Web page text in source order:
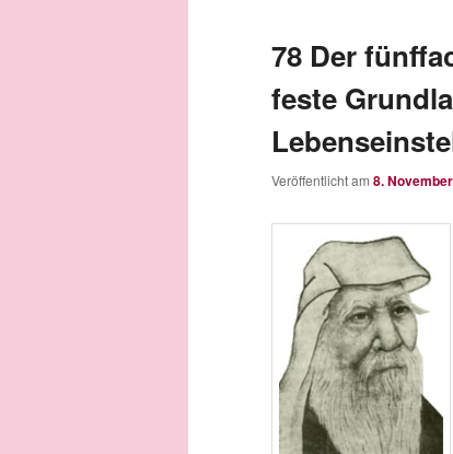
78 Der
feste
Veröffentlicht am 8.